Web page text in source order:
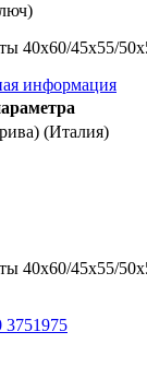
40х60/45х55/
информация
(Италия)
40х60/45х55/